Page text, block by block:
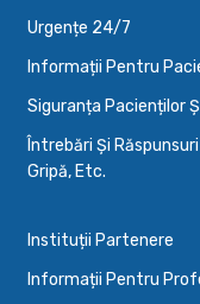
Urgențe 24/7
Informații Pentru
Siguranța Pacienților
Întrebări Și
Gripă, Etc.
Instituții Partenere
Informații Pentru